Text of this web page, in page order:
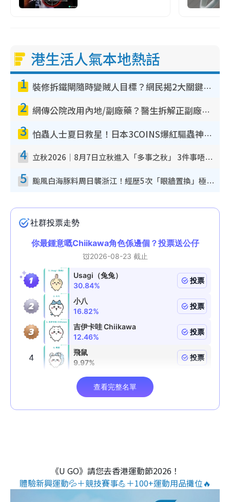
港生活人氣本地熱話
1 裝修拆鐵閘隨時變賊人目標？網民揭2大關鍵用途：裝新式等於白裝？附新舊鐵閘分別
2 網傳公院改用內地/副廠藥？醫生拆解正副廠分別 揭4類人換藥隨時出事
3 怕蟲人士夏日救星！日本3COINS爆紅驅蟲神器$45起 1招「全程免觸碰」輕鬆搞定小強
4 立秋2026｜8月7日立秋進入「多事之秋」 3件事唔做得！專家教6招開運 清枱頭／銀包納氣接好運
5 颱風白海豚料周日襲浙江！經歷5次「眼牆置換」極罕見 成登陸內地最長途颱風
《U GO》請您去香港運動節2026！
體驗新興運動💦＋競技賽事💪＋100+運動用品攤位🔥